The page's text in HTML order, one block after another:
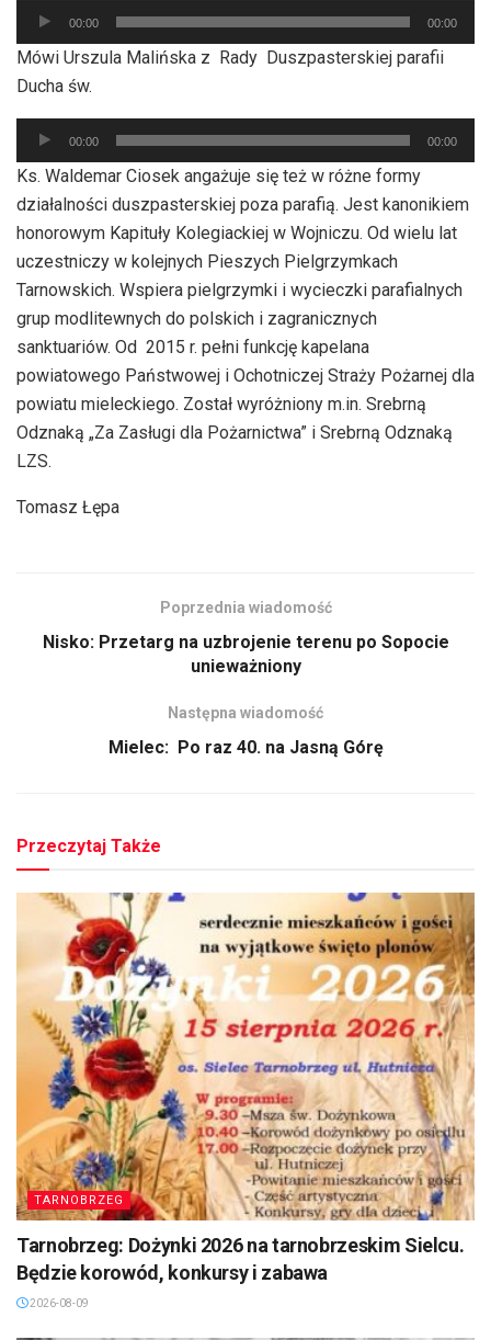
Odtwarzacz
plików
dźwiękowych
00:00 00:00
Mówi Urszula Malińska z Rady Duszpasterskiej parafii
Ducha św.
Odtwarzacz
plików
dźwiękowych
00:00 00:00
Ks. Waldemar Ciosek angażuje się też w różne formy
działalności duszpasterskiej poza parafią. Jest kanonikiem
honorowym Kapituły Kolegiackiej w Wojniczu. Od wielu lat
uczestniczy w kolejnych Pieszych Pielgrzymkach
Tarnowskich. Wspiera pielgrzymki i wycieczki parafialnych
grup modlitewnych do polskich i zagranicznych
sanktuariów. Od 2015 r. pełni funkcję kapelana
powiatowego Państwowej i Ochotniczej Straży Pożarnej dla
powiatu mieleckiego. Został wyróżniony m.in. Srebrną
Odznaką „Za Zasługi dla Pożarnictwa” i Srebrną Odznaką
LZS.
Tomasz Łępa
Poprzednia wiadomość
Nisko: Przetarg na uzbrojenie terenu po Sopocie
unieważniony
Następna wiadomość
Mielec: Po raz 40. na Jasną Górę
Przeczytaj Także
TARNOBRZEG
Tarnobrzeg: Dożynki 2026 na tarnobrzeskim Sielcu.
Będzie korowód, konkursy i zabawa
2026-08-09